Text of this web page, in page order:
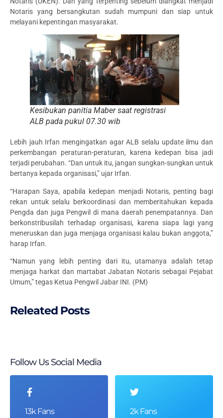
Notaris yang bersangkutan sudah mumpuni dan siap untuk
melayani kepentingan masyarakat.
Kesibukan panitia Maber saat registrasi
ALB pada pukul 07.30 wib
Lebih jauh Irfan mengingatkan agar ALB selalu update ilmu dan
perkembangan peraturan-peraturan, karena kedepan bisa jadi
terjadi perubahan. “Dan untuk itu, jangan sungkan-sungkan untuk
bertanya kepada organisasi,” ujar Irfan.
“Harapan Saya, apabila kedepan menjadi Notaris, penting bagi
rekan untuk selalu berkoordinasi dan memberitahukan kepada
Pengda dan juga Pengwil di mana daerah penempatannya. Dan
berkonstribusilah terhadap organisasi, karena siapa lagi yang
meneruskan dan juga menjaga organisasi kalau bukan anggota,”
harap Irfan.
“Namun yang lebih penting dari itu, utamanya adalah tetap
menjaga harkat dan martabat Jabatan Notaris sebagai Pejabat
Umum,” tegas Ketua Pengwil Jabar INI. (PM)
Releated Posts
Follow Us Social Media
13k Fans 2k Fans